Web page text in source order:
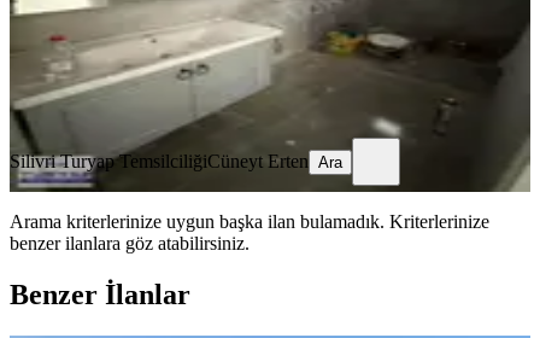
11.600.000 ₺
Silivri Turyap TemsilciliğiCüneyt Erten
Ara
Silivri Turyap TemsilciliğiCüneyt Erten Ara
Arama kriterlerinize uygun başka ilan bulamadık. Kriterlerinize
benzer ilanlara göz atabilirsiniz.
Benzer İlanlar